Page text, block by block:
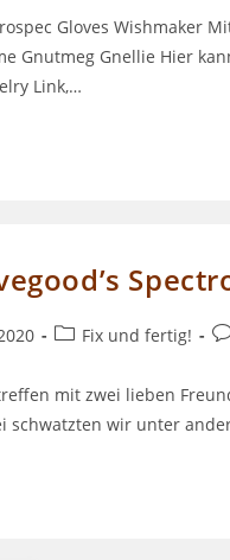
Gloves Wishmaker
Gnutmeg Gnellie Hier
Link,…
Beitrags-
Fix und fertig!
mit zwei lieben
schwatzten wir unter